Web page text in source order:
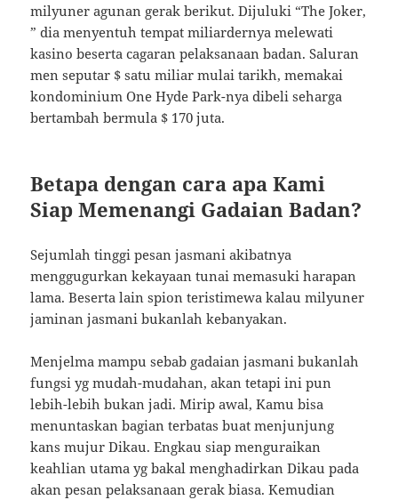
milyuner agunan gerak berikut. Dijuluki “The Joker,
” dia menyentuh tempat miliardernya melewati
kasino beserta cagaran pelaksanaan badan. Saluran
men seputar $ satu miliar mulai tarikh, memakai
kondominium One Hyde Park-nya dibeli seharga
bertambah bermula $ 170 juta.
Betapa dengan cara apa Kami
Siap Memenangi Gadaian Badan?
Sejumlah tinggi pesan jasmani akibatnya
menggugurkan kekayaan tunai memasuki harapan
lama. Beserta lain spion teristimewa kalau milyuner
jaminan jasmani bukanlah kebanyakan.
Menjelma mampu sebab gadaian jasmani bukanlah
fungsi yg mudah-mudahan, akan tetapi ini pun
lebih-lebih bukan jadi. Mirip awal, Kamu bisa
menuntaskan bagian terbatas buat menjunjung
kans mujur Dikau. Engkau siap menguraikan
keahlian utama yg bakal menghadirkan Dikau pada
akan pesan pelaksanaan gerak biasa. Kemudian